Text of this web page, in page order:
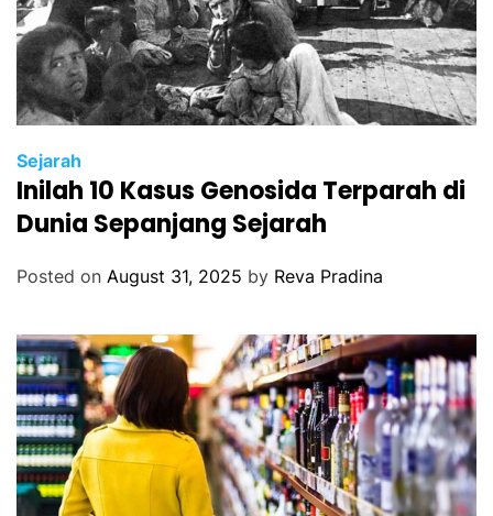
Sejarah
Inilah 10 Kasus Genosida Terparah di
Dunia Sepanjang Sejarah
Posted on August 31, 2025 by Reva Pradina